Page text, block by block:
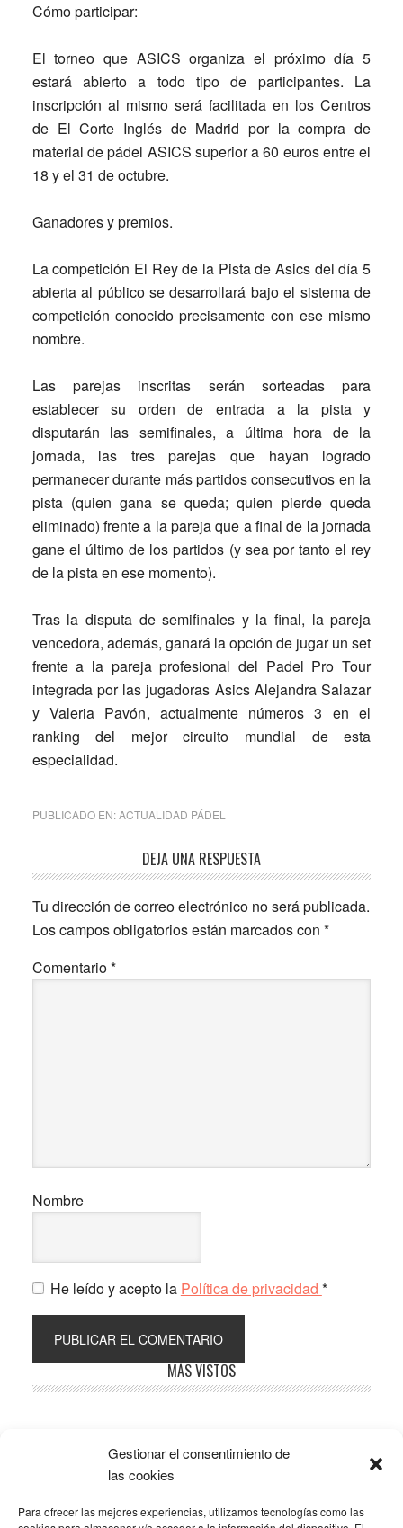
Gestionar el consentimiento de
las cookies
Para ofrecer las mejores experiencias, utilizamos tecnologías como las
Cómo participar:
El torneo que ASICS organiza el próximo día 5
estará abierto a todo tipo de participantes. La
inscripción al mismo será facilitada en los Centros
de El Corte Inglés de Madrid por la compra de
material de pádel ASICS superior a 60 euros entre el
18 y el 31 de octubre.
Ganadores y premios.
La competición El Rey de la Pista de Asics del día 5
abierta al público se desarrollará bajo el sistema de
competición conocido precisamente con ese mismo
nombre.
Las parejas inscritas serán sorteadas para
establecer su orden de entrada a la pista y
disputarán las semifinales, a última hora de la
jornada, las tres parejas que hayan logrado
permanecer durante más partidos consecutivos en la
pista (quien gana se queda; quien pierde queda
eliminado) frente a la pareja que a final de la jornada
gane el último de los partidos (y sea por tanto el rey
de la pista en ese momento).
Tras la disputa de semifinales y la final, la pareja
vencedora, además, ganará la opción de jugar un set
frente a la pareja profesional del Padel Pro Tour
integrada por las jugadoras Asics Alejandra Salazar
y Valeria Pavón, actualmente números 3 en el
ranking del mejor circuito mundial de esta
especialidad.
PUBLICADO EN:ACTUALIDAD PÁDEL
Interacciones
con
los
lectores
DEJA UNA RESPUESTA
Tu dirección de correo electrónico no será publicada.
Los campos obligatorios están marcados con *
Comentario*
Nombre
He leído y acepto la Política de privacidad *
lateral
MÁS VISTOS
Popular Recent Comments
SOBRE LA AFILIACIÓN